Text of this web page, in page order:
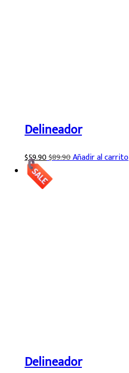
Delineador
$59.90$89.90Añadir al carrito
Delineador